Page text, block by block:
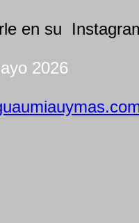
en su
2026